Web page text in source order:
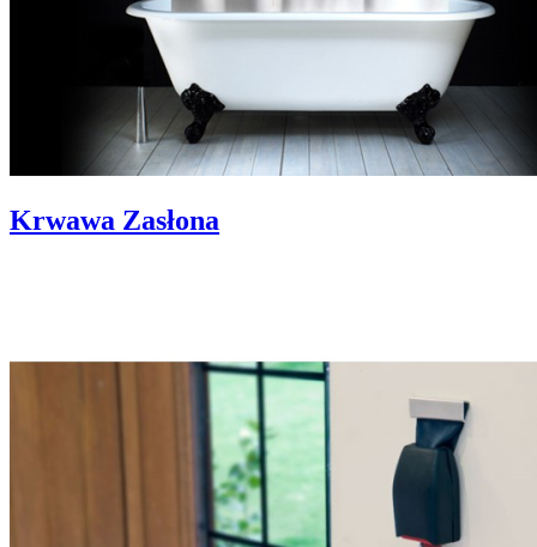
Krwawa Zasłona